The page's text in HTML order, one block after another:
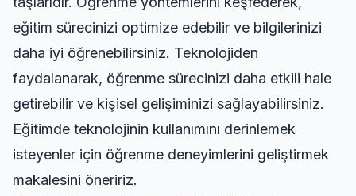
eğitim sürecinizi optimize edebilir ve bilgilerinizi
daha iyi öğrenebilirsiniz. Teknolojiden
faydalanarak, öğrenme sürecinizi daha etkili hale
getirebilir ve kişisel gelişiminizi sağlayabilirsiniz.
Eğitimde teknolojinin kullanımını derinlemek
isteyenler için öğrenme deneyimlerini geliştirmek
makalesini öneririz.